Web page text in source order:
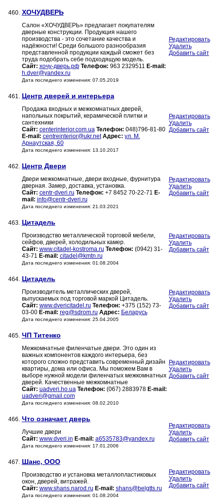
460. ХОЧУДВЕРЬ
Салон «ХОЧУДВЕРЬ» предлагает покупателям
дверные конструкции. Продукция нашего
производства - это сочетание качества и
надёжности! Среди большого разнообразия
представленной продукции каждый сможет без
труда подобрать себе подходящую модель.
Сайт: хочу-дверь.рф Телефон: 963 2329511 E-mail:
h.dver@yandex.ru
Дата последнего изменения: 07.05.2019
Редактировать
Удалить
Добавить сайт
461. Центр дверей и интерьера
Продажа входных и межкомнатных дверей,
напольных покрытий, керамической плитки и
сантехники
Сайт: centerinterior.com.ua Телефон: 048)796-81-80
E-mail: centreinterior@ukr.net Адрес: ул. М.
Арнаутская, 60
Дата последнего изменения: 13.10.2017
Редактировать
Удалить
Добавить сайт
462. Центр Двери
Двери межкомнатные, двери входные, фурнитура
дверная. Замер, доставка, установка.
Сайт: centr-dveri.ru Телефон: +7 8452 70-22-71 E-
mail: info@centr-dveri.ru
Дата последнего изменения: 21.03.2021
Редактировать
Удалить
Добавить сайт
463. Цитадель
Производство металлической торговой мебели,
сейфов, дверей, холодильных камер.
Сайт: www.citadel-kostroma.ru Телефон: (0942) 31-
43-71 E-mail: citadel@kmtn.ru
Дата последнего изменения: 01.08.2004
Редактировать
Удалить
Добавить сайт
464. Цитадель
Производитель металлических дверей,
выпускаемых под торговой маркой Цитадель.
Сайт: www.dvericitadel.ru Телефон: +375 (152) 73-
03-00 E-mail: reg@sdrom.ru Адрес: Беларусь
Дата последнего изменения: 25.04.2005
Редактировать
Удалить
Добавить сайт
465. ЧП Титенко
Межкомнатные филенчатые двери. Это один из
важных компонентов каждого интерьера, без
которого сложно представить современный дизайн
квартиры, дома или офиса. Мы поможем Вам в
выборе нужной модели филенчатых межкомнатных
дверей. Качественные межкомнатные
Сайт: uadveri.ho.ua Телефон: (067) 2883978 E-mail:
uadveri@gmail.com
Дата последнего изменения: 08.02.2010
Редактировать
Удалить
Добавить сайт
466. Что означает дверь
Лучшие двери
Сайт: www.dveri.in E-mail: a6535783@yandex.ru
Дата последнего изменения: 17.01.2006
Редактировать
Удалить
Добавить сайт
467. Шанс, ООО
Производство и установка металлопластиковых
окон, дверей, витражей.
Сайт: www.shans.narod.ru E-mail: shans@belgtts.ru
Дата последнего изменения: 01.08.2004
Редактировать
Удалить
Добавить сайт